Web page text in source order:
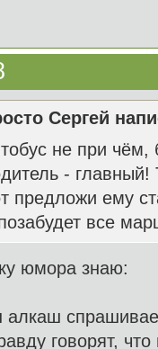
Сергей
не при чём,
- главный!
предложи ему
все
юмора знаю:
говорят,